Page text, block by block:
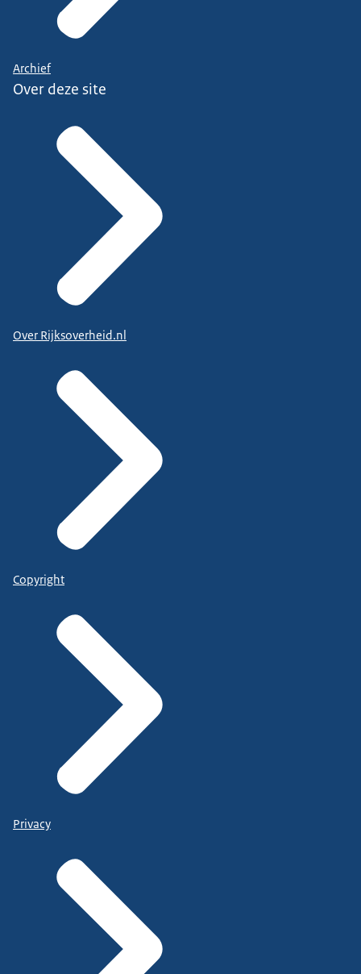
Archief
Over deze site
Over Rijksoverheid.nl
Copyright
Privacy